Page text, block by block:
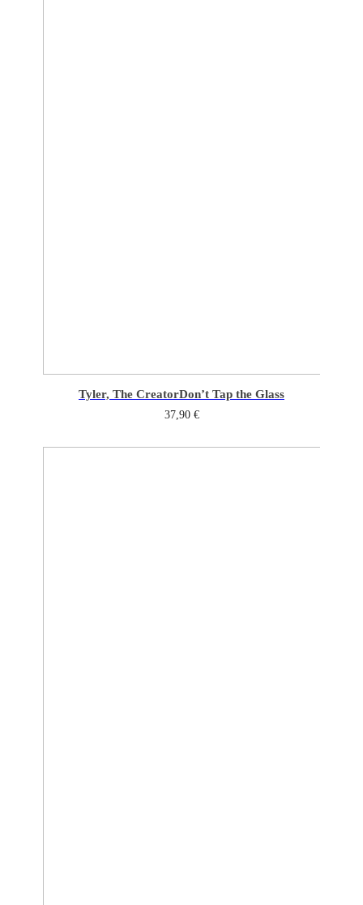
Tyler, The CreatorDon’t Tap the Glass
37,90 €